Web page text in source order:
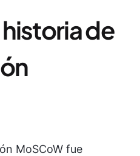
de
MoSCoW fue